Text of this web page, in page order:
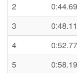
2
0:44.69
3
0:48.11
4
0:52.77
5
0:58.19